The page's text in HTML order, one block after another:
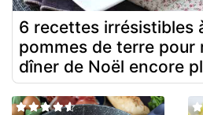
6 recettes irrésistibles
pommes de terre pour
dîner de Noël encore